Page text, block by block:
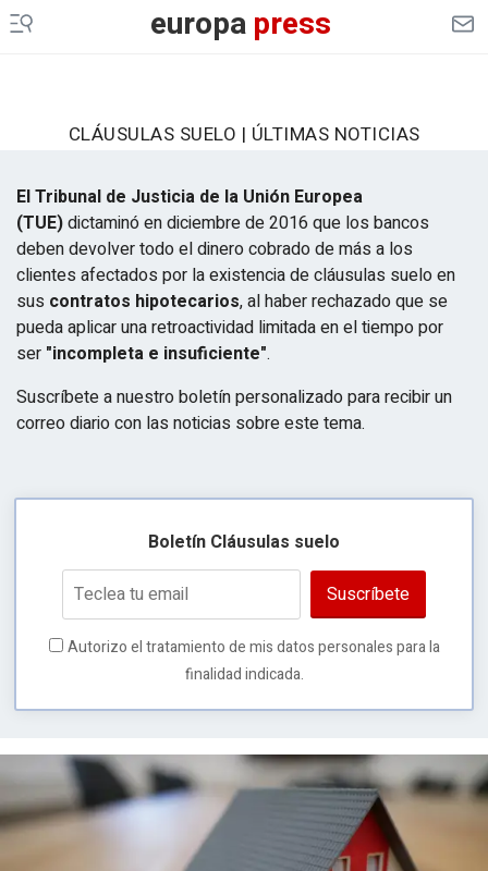
europapress
CLÁUSULAS SUELO | ÚLTIMAS NOTICIAS
El Tribunal de Justicia de la Unión Europea
(TUE)dictaminó en diciembre de 2016 que los bancos
deben devolver todo el dinero cobrado de más a los
clientes afectados por la existencia de cláusulas suelo en
sus contratos hipotecarios, al haber rechazado que se
pueda aplicar una retroactividad limitada en el tiempo por
ser "incompleta e insuficiente".
Suscríbete a nuestro boletín personalizado para recibir un
correo diario con las noticias sobre este tema.
Boletín Cláusulas suelo
Suscríbete
Autorizo el tratamiento de mis datos personales para la
finalidad indicada.